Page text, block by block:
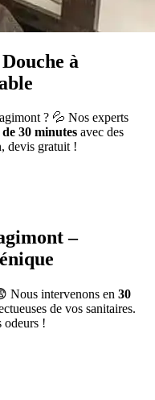
à
? 💦 Nos experts
30 minutes avec des
devis gratuit !
–
Nous intervenons en 30
de vos sanitaires.
odeurs !